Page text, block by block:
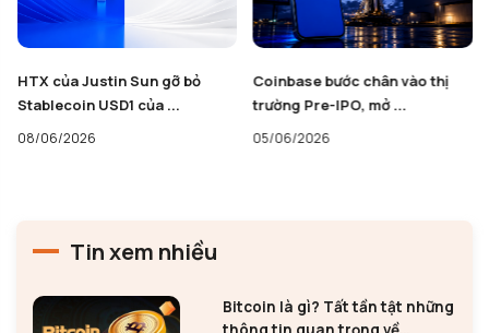
HTX của Justin Sun gỡ bỏ
Stablecoin USD1 của ...
08/06/2026
Coinbase bước chân vào thị
trường Pre-IPO, mở ...
05/06/2026
Tin xem nhiều
Bitcoin là gì? Tất tần tật những